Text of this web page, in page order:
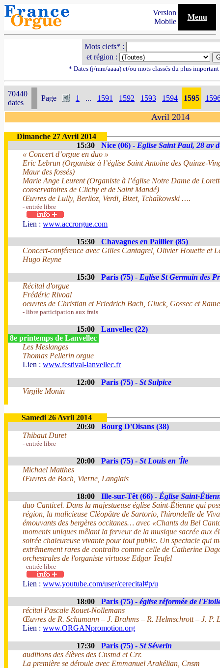
Version
Mobile
Menu
Mots clefs* :
et région :
* Dates (j/mm/aaaa) et/ou mots classés du plus
70440
dates
Page 1 ... 1591 1592 1593 1594 1595
Avril 2014
Dimanche 27 Avril 2014
15:30
Nice (06) - Eglise Saint Paul, 28 av
« Concert d’orgue en duo »
Eric Lebrun (Organiste à l’église Saint Antoine des Quinze-
Maur des fossés)
Marie Ange Leurent (Organiste à l’église Notre Dame de
conservatoires de Clichy et de Saint Mandé)
Œuvres de Lully, Berlioz, Verdi, Bizet, Tchaïkowski ….
- entrée libre
Lien : www.accrorgue.com
15:30
Chavagnes en Paillier (85)
Concert-conférence avec Gilles Cantagrel, Olivier Houette et
Hugo Reyne
15:30 Paris (75) - Eglise St Germain des
Récital d'orgue
Frédéric Rivoal
oeuvres de Christian et Friedrich Bach, Gluck, Gossec et
- libre participation aux frais
15:00
Lanvellec (22)
8e printemps de Lanvellec
Les Meslanges
Thomas Pellerin orgue
Lien : www.festival-lanvellec.fr
12:00 Paris (75) - St Sulpice
Virgile Monin
Samedi 26 Avril 2014
20:30
Bourg D'Oisans (38)
Thibaut Duret
- entrée libre
20:00 Paris (75) - St Louis en 'Île
Michael Matthes
Œuvres de Bach, Vierne, Langlais
18:00 Ille-sur-Têt (66) - Église Saint-
duo Canticel. Dans la majestueuse église Saint-Étienne qui
région, la malicieuse Cléopâtre de Sartorio, l'hirondelle de
émouvants des bergères occitanes… avec «Chants du Bel
moments uniques mêlant la ferveur de la musique sacrée aux
soirée chaleureuse vivante pour tout public. Un spectacle qui
extrêmement rares de contralto comme celle de Catherine
orchestrales de l'organiste virtuose Edgar Teufel
- entrée libre
Lien : www.youtube.com/user/cerecital#p/u
18:00 Paris (75) - église réformée de
récital Pascale Rouet-Nollemans
Œuvres de R. Schumann – J. Brahms – R. Helmschrott – J. P.
Lien : www.ORGANpromotion.org
17:30 Paris (75) - St Séverin
auditions des élèves des Cnsmd et Crr.
La première se déroule avec Emmanuel Arakélian, Cnsm